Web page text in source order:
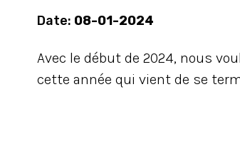
Date: 08-01-2024
Avec le début de 2024, nous
cette année qui vient de se